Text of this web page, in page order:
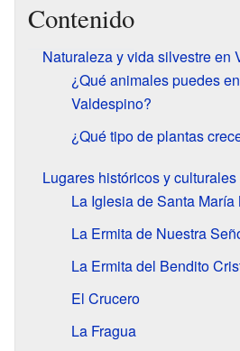
Contenido
Naturaleza y vida silvestre en
¿Qué animales puedes
Valdespino?
¿Qué tipo de plantas
Lugares históricos y culturales
La Iglesia de Santa
La Ermita de Nuestra
La Ermita del Bendito
El Crucero
La Fragua